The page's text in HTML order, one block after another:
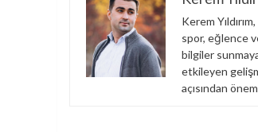
Kerem
spor, eğlence
bilgiler
etkileyen
açısından